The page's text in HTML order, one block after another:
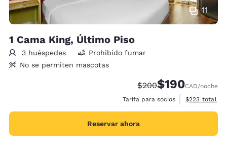
11
1 Cama King, Último Piso
3 huéspedes
Prohibido fumar
No se permiten mascotas
Precio tachado:
$200Precio con
$190CAD/noche
Tarifa para socios
Ver detalles
$223 total
Reservar ahora